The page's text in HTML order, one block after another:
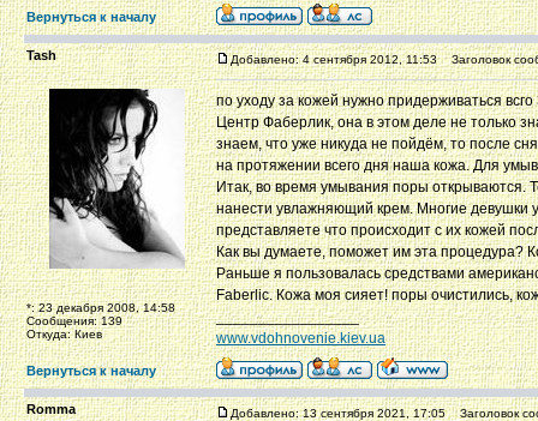
Вернуться к началу
Tash
*: 23 декабря 2008, 14:58
Сообщения: 139
Откуда: Киев
Добавлено: 4 сентября 2012, 11:53 Заголовок
по уходу за кожей нужно придерживаться
Центр Фаберлик, она в этом деле не только
знаем, что уже никуда не пойдём, то после
на протяжении всего дня наша кожа. Для
Итак, во время умывания поры открываются.
нанести увлажняющий крем. Многие девушки
представляете что происходит с их кожей
Как вы думаете, поможет им эта процедура?
Раньше я пользовалась средствами
Faberlic. Кожа моя сияет! поры очистились,
_________________
www.vdohnovenie.kiev.ua
Вернуться к началу
Romma Добавлено: 13 сентября 2021, 17:05 Заголовок